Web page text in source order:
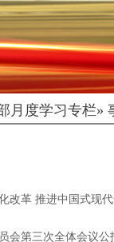
月度学习专栏»
改革 推进中国式现
会第三次全体会议公